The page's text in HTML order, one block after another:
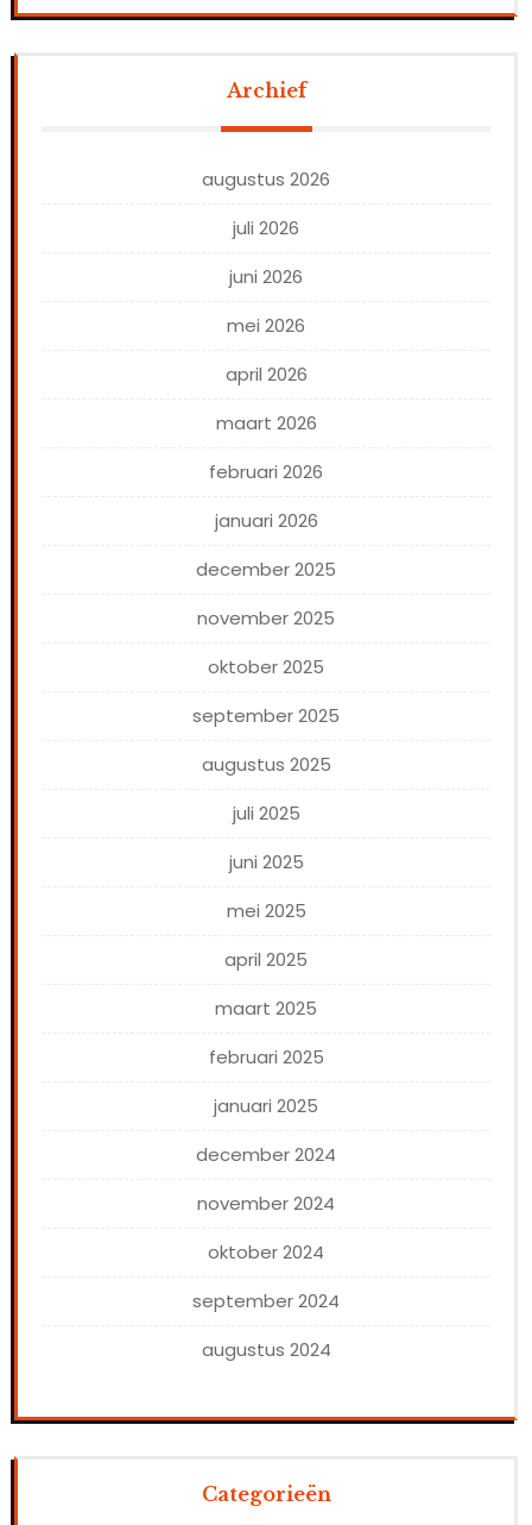
Archief
augustus 2026
juli 2026
juni 2026
mei 2026
april 2026
maart 2026
februari 2026
januari 2026
december 2025
november 2025
oktober 2025
september 2025
augustus 2025
juli 2025
juni 2025
mei 2025
april 2025
maart 2025
februari 2025
januari 2025
december 2024
november 2024
oktober 2024
september 2024
augustus 2024
Categorieën